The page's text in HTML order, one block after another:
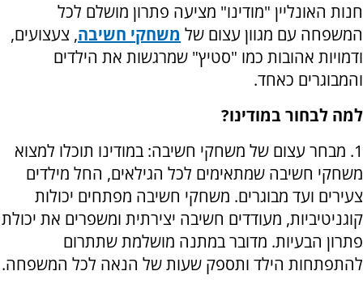
חנות האונליין "מודינו" מציעה פתרון מושלם לכל
המשפחה עם מגוון עצום של משחקי חשיבה, צעצועים,
ודמויות אהובות כמו "סטיץ" שמרגשות את הילדים
והמבוגרים כאחד.
למה לבחור במודינו?
1. מבחר עצום של משחקי חשיבה: במודינו תוכלו למצוא
משחקי חשיבה שמתאימים לכל הגילאים, החל מילדים
צעירים ועד מבוגרים. משחקי חשיבה מפתחים יכולות
קוגניטיביות, מעודדים חשיבה יצירתית ומשפרים את יכולת
פתרון הבעיות. מדובר במתנה מושלמת שתתרום
להתפתחות הילד ותספק שעות של הנאה לכל המשפחה.